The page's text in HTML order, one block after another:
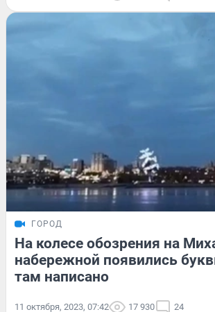
ГОРОД
На колесе обозрения на
набережной появились
там написано
11 октября, 2023, 07:42 17 930 24